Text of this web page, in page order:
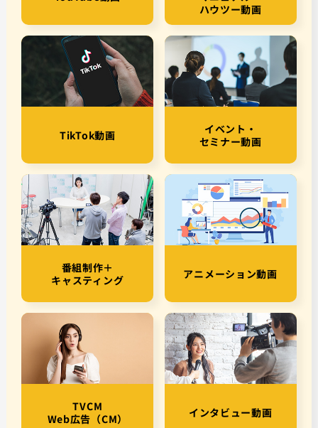
TikTok動画
番組制作＋
キャスティング
TVCM
Web広告（CM）
ハウツー動画
イベント・
セミナー動画
アニメーション動画
インタビュー動画